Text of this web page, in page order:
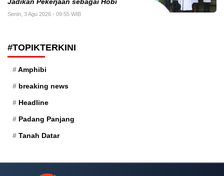
Jadikan Pekerjaan sebagai Hobi
Senin, 3 Agu 2026 - 09:55 WIB
#TOPIKTERKINI
Amphibi
breaking news
Headline
Padang Panjang
Tanah Datar